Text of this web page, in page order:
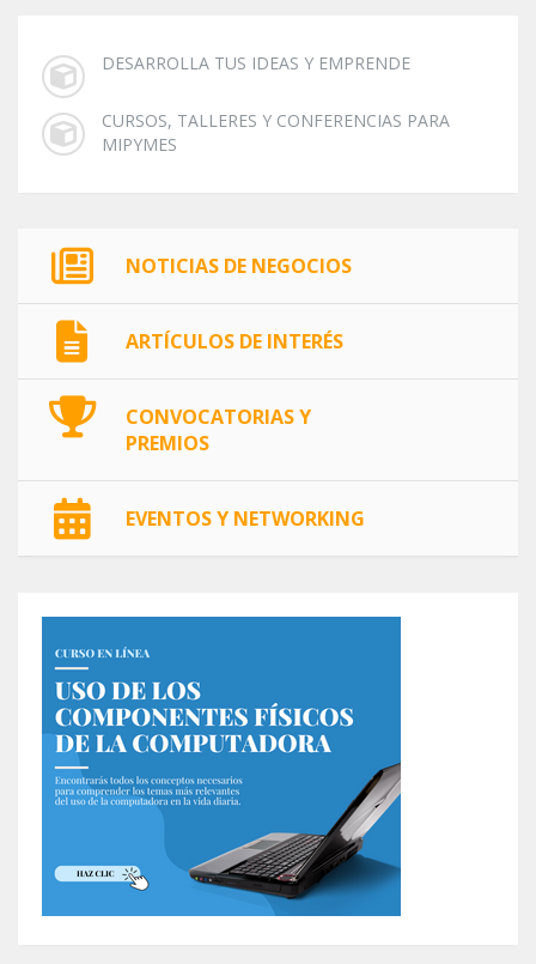
DESARROLLA TUS IDEAS Y EMPRENDE
CURSOS, TALLERES Y CONFERENCIAS PARA
MIPYMES
NOTICIAS DE NEGOCIOS
ARTÍCULOS DE INTERÉS
CONVOCATORIAS Y
PREMIOS
EVENTOS Y NETWORKING